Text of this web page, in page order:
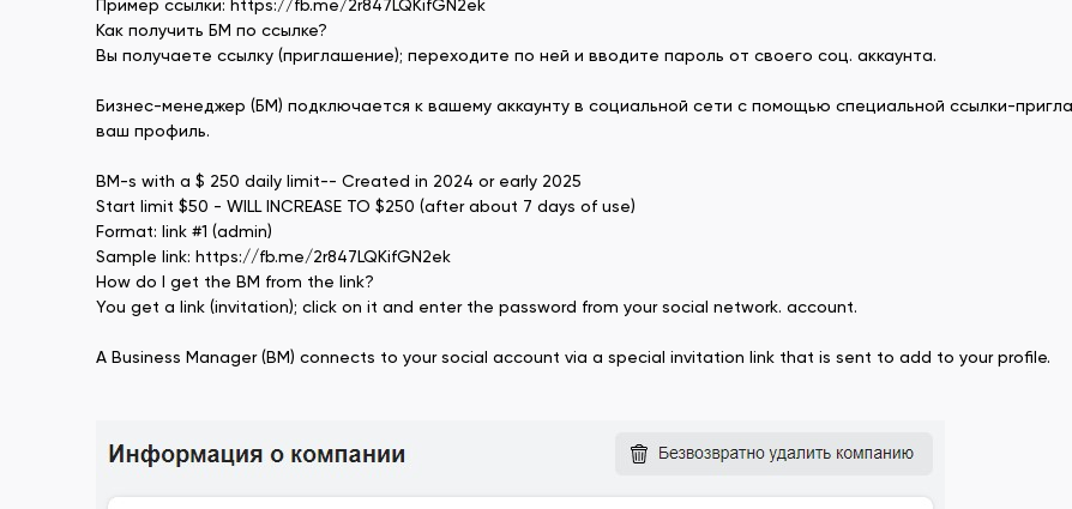
Пример ссылки: https://fb.me/2r847LQKifGN2ek
Как получить БМ по ссылке?
Вы получаете ссылку (приглашение); переходите по ней и вводите пароль от своего соц. аккаунта.
Бизнес-менеджер (БМ) подключается к вашему аккаунту в социальной сети с помощью специальной ссылки-
ваш профиль.
BM-s with a $ 250 daily limit-- Created in 2024 or early 2025
Start limit $50 - WILL INCREASE TO $250 (after about 7 days of use)
Format: link #1 (admin)
Sample link: https://fb.me/2r847LQKifGN2ek
How do I get the BM from the link?
You get a link (invitation); click on it and enter the password from your social network. account.
A Business Manager (BM) connects to your social account via a special invitation link that is sent to add to your profile.